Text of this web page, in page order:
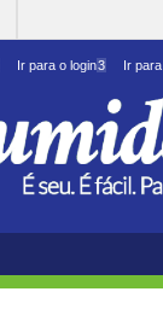
Ir para o login3 Ir